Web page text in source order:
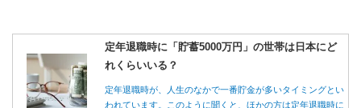
定年退職時に「貯蓄5000万円」の世帯は日本にど
れくらいいる？
定年退職時が、人生のなかで一番貯金が多いタイミングとい
われています。このように聞くと、ほかの方は定年退職時に